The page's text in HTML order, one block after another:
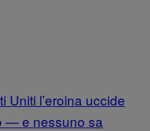
Uniti l’eroina uccide
— e nessuno sa